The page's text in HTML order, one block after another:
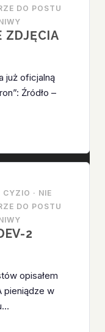
W
KOŃCU
COŚ
DO POSTU
ZDJĘCIA
już oficjalną
Źródło –
CYZIO · NIE
DO POSTU
2
opisałem
pieniądze w